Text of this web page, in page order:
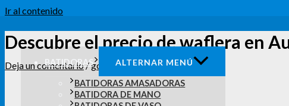
Ir al contenido
BATIDORAS ALTERNAR MENÚ
BATIDORAS AMASADORAS
BATIDORA DE MANO
Descubre el precio de waflera en
Deja un comentario/gofreras / Poradmin